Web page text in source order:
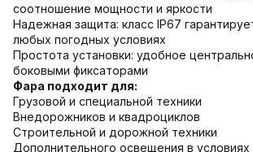
соотношение мощности и яркости
Надежная защита: класс IP67
любых погодных условиях
Простота установки: удобное
боковыми фиксаторами
Фара подходит для:
Грузовой и специальной техники
Внедорожников и квадроциклов
Строительной и дорожной техники
Дополнительного освещения в условиях